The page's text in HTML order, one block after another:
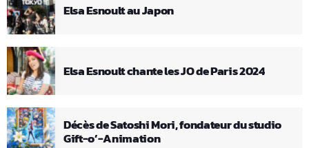
Elsa Esnoult au Japon
Elsa Esnoult chante les JO de Paris 2024
Décès de Satoshi Mori, fondateur du studio
Gift-o’-Animation